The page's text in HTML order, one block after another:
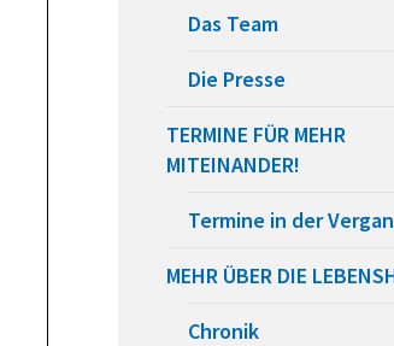
Das Team
Die Presse
TERMINE FÜR MEHR
MITEINANDER!
Termine in der
MEHR ÜBER DIE
Chronik